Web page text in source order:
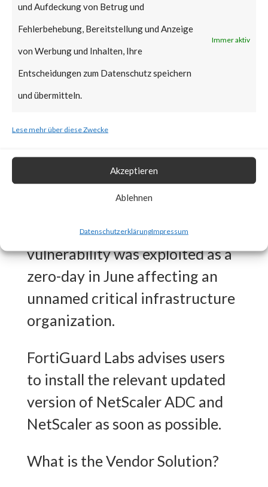
und Aufdeckung von Betrug und
Fehlerbehebung, Bereitstellung und Anzeige
von Werbung und Inhalten, Ihre
Entscheidungen zum Datenschutz speichern
und übermitteln.
Immer aktiv
Lese mehr über diese Zwecke
Akzeptieren
Ablehnen
DatenschutzerklärungImpressum
Why is this Significant?
This is significant because the
Citrix advisory acknowledged
that CVE-2023-3519 was
Known Exploited Vulnerabilities
Catalog on July 19th, 2023.
July 20th stating that the
vulnerability was exploited as a
zero-day in June affecting an
unnamed critical infrastructure
organization.
FortiGuard Labs advises users
to install the relevant updated
version of NetScaler ADC and
NetScaler as soon as possible.
What is the Vendor Solution?